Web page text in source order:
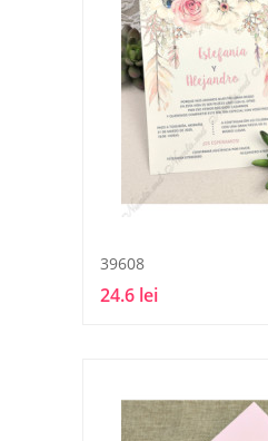
39608
24.6 lei